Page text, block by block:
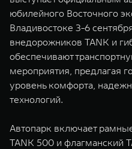
WEY 07
Расширяя границы комфорта
от 6 149 000 ₽
юбилейного Восточного
Владивостоке 3-6
внедорожников TANK и
обеспечивают
мероприятия, предлагая
уровень комфорта,
технологий.
Автопарк включает
TANK 500 и флагманский